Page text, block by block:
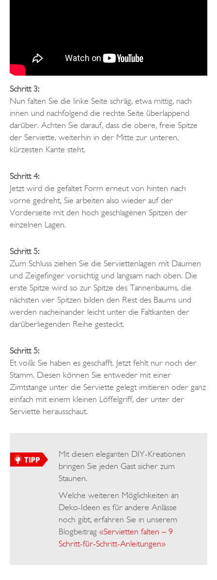
Schritt 3:
Nun falten Sie die linke Seite schräg, etwa mittig, nach
innen und nachfolgend die rechte Seite überlappend
darüber. Achten Sie darauf, dass die obere, freie Spitze
der Serviette, weiterhin in der Mitte zur unteren,
kürzesten Kante steht.
Schritt 4:
Jetzt wird die gefaltet Form erneut von hinten nach
vorne gedreht, Sie arbeiten also wieder auf der
Vorderseite mit den hoch geschlagenen Spitzen der
einzelnen Lagen.
Schritt 5:
Zum Schluss ziehen Sie die Serviettenlagen mit Daumen
und Zeigefinger vorsichtig und langsam nach oben. Die
erste Spitze wird so zur Spitze des Tannenbaums, die
nächsten vier Spitzen bilden den Rest des Baums und
werden nacheinander leicht unter die Faltkanten der
darüberliegenden Reihe gesteckt.
Schritt 5:
Et voilà: Sie haben es geschafft. Jetzt fehlt nur noch der
Stamm. Diesen können Sie entweder mit einer
Zimtstange unter die Serviette gelegt imitieren oder ganz
einfach mit einem kleinen Löffelgriff, der unter der
Serviette herausschaut.
Mit diesen eleganten DIY-Kreationen
bringen Sie jeden Gast sicher zum
Staunen.
Welche weiteren Möglichkeiten an
Deko-Ideen es für andere Anlässe
noch gibt, erfahren Sie in unserem
Blogbeitrag «Servietten falten – 9
Schritt-für-Schritt-Anleitungen»